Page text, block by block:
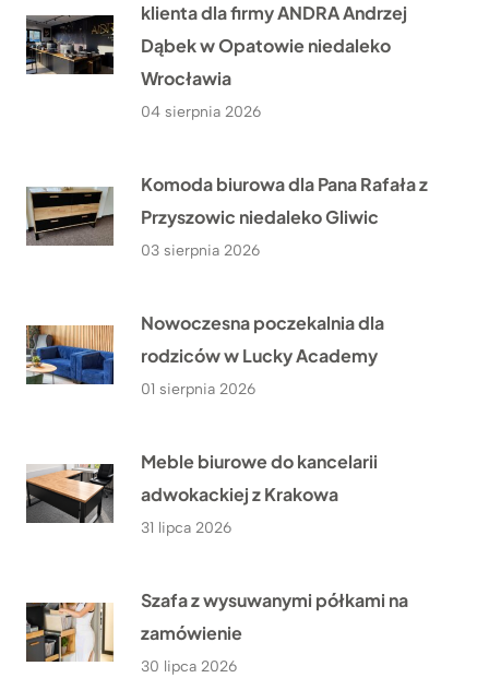
klienta dla firmy ANDRA Andrzej
Dąbek w Opatowie niedaleko
Wrocławia
04 sierpnia 2026
Komoda biurowa dla Pana Rafała z
Przyszowic niedaleko Gliwic
03 sierpnia 2026
Nowoczesna poczekalnia dla
rodziców w Lucky Academy
01 sierpnia 2026
Meble biurowe do kancelarii
adwokackiej z Krakowa
31 lipca 2026
Szafa z wysuwanymi półkami na
zamówienie
30 lipca 2026